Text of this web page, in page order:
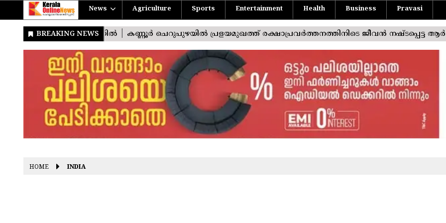
News Agriculture Sports Entertainment Health Business Pravasi
HOME INDIA